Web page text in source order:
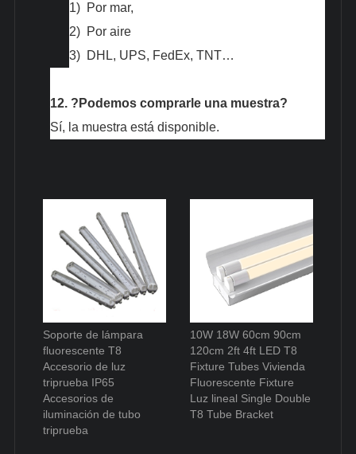
1) Por mar,
2) Por aire
3) DHL, UPS, FedEx, TNT…
12. ?Podemos comprarle una muestra?
Sí, la muestra está disponible.
Soporte de lámpara
fluorescente T8
Accesorio de luz
triprueba IP65
Accesorios de
iluminación de tubo
triprueba
10W 18W 60cm 90cm
120cm 2ft 4ft LED T8
Fixture Tubes Vivienda
Fluorescente Fixture
Luz lineal Single Double
T8 Tube Bracket